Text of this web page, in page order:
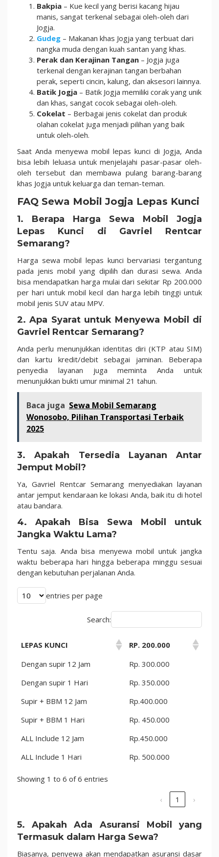
Bakpia – Kue kecil yang berisi kacang hijau
manis, sangat terkenal sebagai oleh-oleh dari
Jogja.
Gudeg – Makanan khas Jogja yang terbuat dari
nangka muda dengan kuah santan yang khas.
Perak dan Kerajinan Tangan – Jogja juga
terkenal dengan kerajinan tangan berbahan
perak, seperti cincin, kalung, dan aksesori lainnya.
Batik Jogja – Batik Jogja memiliki corak yang unik
dan khas, sangat cocok sebagai oleh-oleh.
Cokelat – Berbagai jenis cokelat dan produk
olahan cokelat juga menjadi pilihan yang baik
untuk oleh-oleh.
Saat Anda menyewa mobil lepas kunci di Jogja, Anda
bisa lebih leluasa untuk menjelajahi pasar-pasar oleh-
oleh tersebut dan membawa pulang barang-barang
khas Jogja untuk keluarga dan teman-teman.
FAQ Sewa Mobil Jogja Lepas Kunci
1. Berapa Harga Sewa Mobil Jogja
Lepas Kunci di Gavriel Rentcar
Semarang?
Harga sewa mobil lepas kunci bervariasi tergantung
pada jenis mobil yang dipilih dan durasi sewa. Anda
bisa mendapatkan harga mulai dari sekitar Rp 200.000
per hari untuk mobil kecil dan harga lebih tinggi untuk
mobil jenis SUV atau MPV.
2.Apa Syarat untuk Menyewa Mobil di
Gavriel Rentcar Semarang?
Anda perlu menunjukkan identitas diri (KTP atau SIM)
dan kartu kredit/debit sebagai jaminan. Beberapa
penyedia layanan juga meminta Anda untuk
menunjukkan bukti umur minimal 21 tahun.
Baca juga Sewa Mobil Semarang
Wonosobo, Pilihan Transportasi Terbaik
2025
3.Apakah Tersedia Layanan Antar
Jemput Mobil?
Ya, Gavriel Rentcar Semarang menyediakan layanan
antar jemput kendaraan ke lokasi Anda, baik itu di hotel
atau bandara.
4. Apakah Bisa Sewa Mobil untuk
Jangka Waktu Lama?
Tentu saja. Anda bisa menyewa mobil untuk jangka
waktu beberapa hari hingga beberapa minggu sesuai
dengan kebutuhan perjalanan Anda.
entries per page
Search:
LEPAS KUNCI
RP. 200.000
Dengan supir 12 Jam
Rp. 300.000
Dengan supir 1 Hari
Rp. 350.000
Supir + BBM 12 Jam
Rp.400.000
Supir + BBM 1 Hari
Rp. 450.000
ALL Include 12 Jam
Rp.450.000
ALL Include 1 Hari
Rp. 500.000
Showing 1 to 6 of 6 entries
‹ 1 ›
5.Apakah Ada Asuransi Mobil yang
Termasuk dalam Harga Sewa?
Biasanya, penyewa akan mendapatkan asuransi dasar